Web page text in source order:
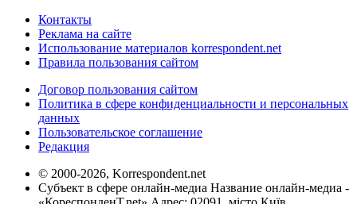
Контакты
Реклама на сайте
Использование материалов korrespondent.net
Правила пользования сайтом
Договор пользования сайтом
Политика в сфере конфиденциальности и персональных
данных
Пользовательское соглашение
Редакция
© 2000-2026, Korrespondent.net
Субъект в сфере онлайн-медиа Название онлайн-медиа -